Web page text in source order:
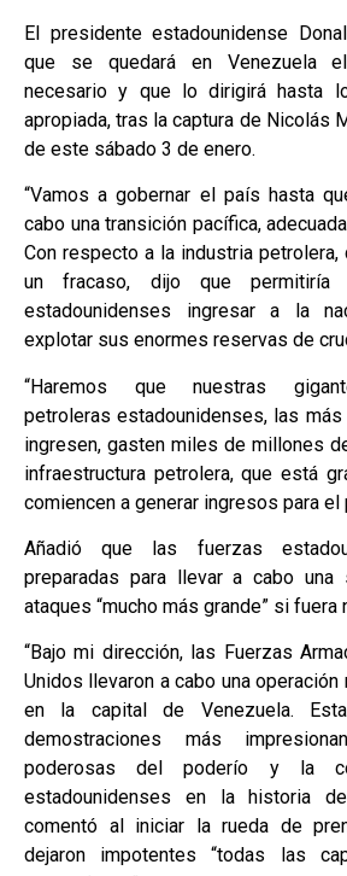
El presidente estadounidense
que se quedará en Venezuela
necesario y que lo dirigirá hasta
apropiada, tras la captura de Nicolás
de este sábado 3 de enero.
“Vamos a gobernar el país hasta
cabo una transición pacífica,
Con respecto a la industria
un fracaso, dijo que permitiría
estadounidenses ingresar a la
explotar sus enormes reservas de
“Haremos que nuestras
petroleras estadounidenses, las
ingresen, gasten miles de millones
infraestructura petrolera, que está
comiencen a generar ingresos para el
Añadió que las fuerzas
preparadas para llevar a cabo una
ataques “mucho más grande” si fuera
“Bajo mi dirección, las Fuerzas
Unidos llevaron a cabo una
en la capital de Venezuela.
demostraciones más
poderosas del poderío y la
estadounidenses en la historia
comentó al iniciar la rueda de
dejaron impotentes “todas las